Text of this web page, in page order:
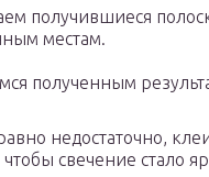
получившиеся
местам.
полученным
недостаточно,
свечение стало